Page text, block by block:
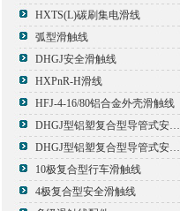
HXTS(L)碳刷集电滑线
弧型滑触线
DHGJ安全滑触线
HXPnR-H滑线
HFJ-4-16/80铝合金外壳滑触线
DHGJ型铝塑复合型导管式安全滑触线
DHGJ型铝塑复合型导管式安全滑触线
10极复合型行车滑触线
4极复合型安全滑触线